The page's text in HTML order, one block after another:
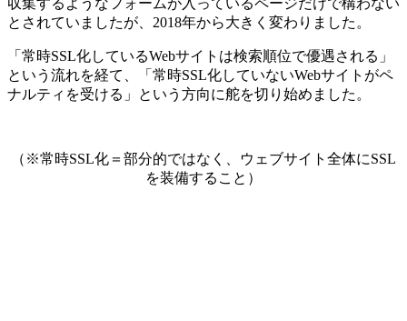
収集するようなフォームが入っているページだけで構わない
とされていましたが、2018年から大きく変わりました。
「常時SSL化しているWebサイトは検索順位で優遇される」
という流れを経て、「常時SSL化していないWebサイトがペ
ナルティを受ける」という方向に舵を切り始めました。
（※常時SSL化＝部分的ではなく、ウェブサイト全体にSSL
を装備すること）